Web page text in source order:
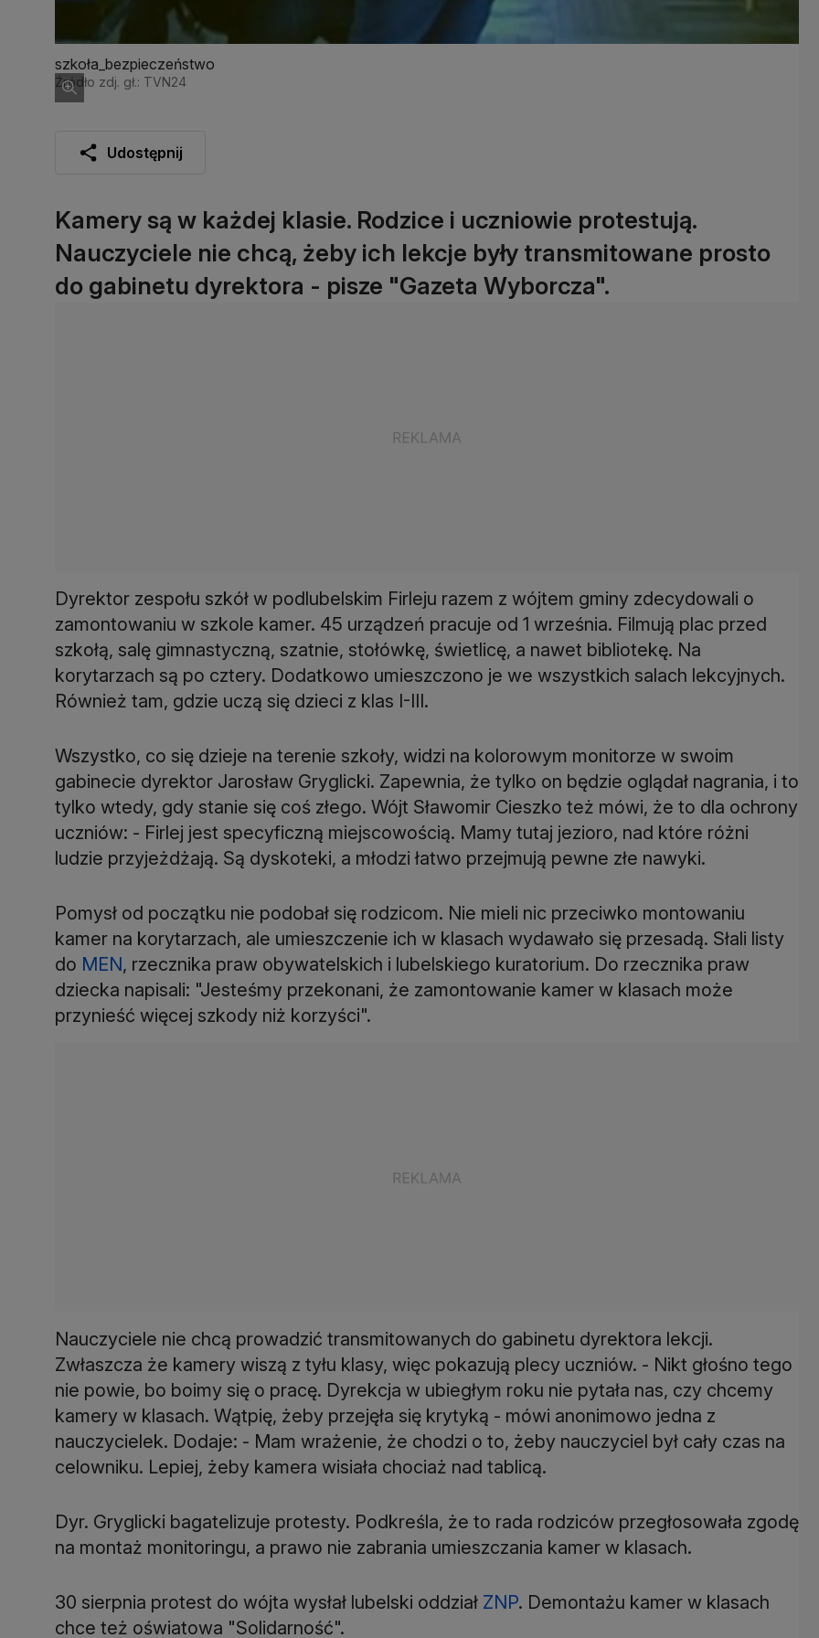
szkoła_bezpieczeństwo
Źródło zdj. gł.: TVN24
Udostępnij
Kamery są w każdej klasie. Rodzice i uczniowie protestują.
Nauczyciele nie chcą, żeby ich lekcje były transmitowane prosto
do gabinetu dyrektora - pisze "Gazeta Wyborcza".
Dyrektor zespołu szkół w podlubelskim Firleju razem z wójtem gminy zdecydowali o
zamontowaniu w szkole kamer. 45 urządzeń pracuje od 1 września. Filmują plac przed
szkołą, salę gimnastyczną, szatnie, stołówkę, świetlicę, a nawet bibliotekę. Na
korytarzach są po cztery. Dodatkowo umieszczono je we wszystkich salach lekcyjnych.
Również tam, gdzie uczą się dzieci z klas I-III.
Wszystko, co się dzieje na terenie szkoły, widzi na kolorowym monitorze w swoim
gabinecie dyrektor Jarosław Gryglicki. Zapewnia, że tylko on będzie oglądał nagrania, i to
tylko wtedy, gdy stanie się coś złego. Wójt Sławomir Cieszko też mówi, że to dla ochrony
uczniów: - Firlej jest specyficzną miejscowością. Mamy tutaj jezioro, nad które różni
ludzie przyjeżdżają. Są dyskoteki, a młodzi łatwo przejmują pewne złe nawyki.
Pomysł od początku nie podobał się rodzicom. Nie mieli nic przeciwko montowaniu
kamer na korytarzach, ale umieszczenie ich w klasach wydawało się przesadą. Słali listy
do MEN, rzecznika praw obywatelskich i lubelskiego kuratorium. Do rzecznika praw
dziecka napisali: "Jesteśmy przekonani, że zamontowanie kamer w klasach może
przynieść więcej szkody niż korzyści".
Nauczyciele nie chcą prowadzić transmitowanych do gabinetu dyrektora lekcji.
Zwłaszcza że kamery wiszą z tyłu klasy, więc pokazują plecy uczniów. - Nikt głośno tego
nie powie, bo boimy się o pracę. Dyrekcja w ubiegłym roku nie pytała nas, czy chcemy
kamery w klasach. Wątpię, żeby przejęła się krytyką - mówi anonimowo jedna z
nauczycielek. Dodaje: - Mam wrażenie, że chodzi o to, żeby nauczyciel był cały czas na
celowniku. Lepiej, żeby kamera wisiała chociaż nad tablicą.
Dyr. Gryglicki bagatelizuje protesty. Podkreśla, że to rada rodziców przegłosowała zgodę
na montaż monitoringu, a prawo nie zabrania umieszczania kamer w klasach.
30 sierpnia protest do wójta wysłał lubelski oddział ZNP. Demontażu kamer w klasach
chce też oświatowa "Solidarność".